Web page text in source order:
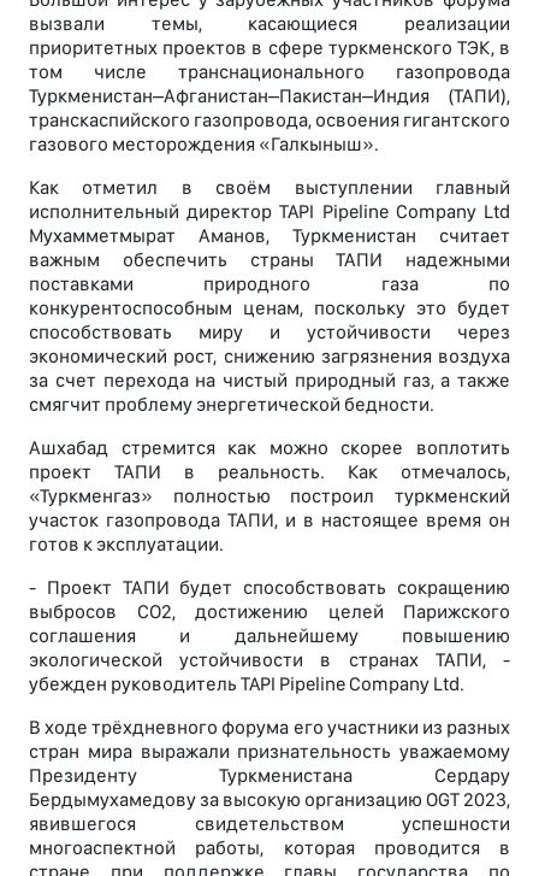
вызвали темы, касающиеся реализации
приоритетных проектов в сфере туркменского ТЭК, в
том числе транснационального газопровода
Туркменистан–Афганистан–Пакистан–Индия (ТАПИ),
транскаспийского газопровода, освоения гигантского
газового месторождения «Галкыныш».
Как отметил в своём выступлении главный
исполнительный директор TAPI Pipeline Company Ltd
Мухамметмырат Аманов, Туркменистан считает
важным обеспечить страны ТАПИ надежными
поставками природного газа по
конкурентоспособным ценам, поскольку это будет
способствовать миру и устойчивости через
экономический рост, снижению загрязнения воздуха
за счет перехода на чистый природный газ, а также
смягчит проблему энергетической бедности.
Ашхабад стремится как можно скорее воплотить
проект ТАПИ в реальность. Как отмечалось,
«Туркменгаз» полностью построил туркменский
участок газопровода ТАПИ, и в настоящее время он
готов к эксплуатации.
- Проект ТАПИ будет способствовать сокращению
выбросов СО2, достижению целей Парижского
соглашения и дальнейшему повышению
экологической устойчивости в странах ТАПИ, -
убежден руководитель TAPI Pipeline Company Ltd.
В ходе трёхдневного форума его участники из разных
стран мира выражали признательность уважаемому
Президенту Туркменистана Сердару
Бердымухамедову за высокую организацию OGT 2023,
явившегося свидетельством успешности
многоаспектной работы, которая проводится в